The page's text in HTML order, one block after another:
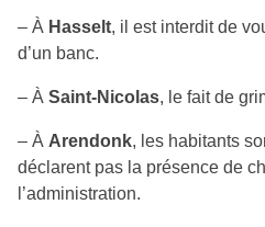
– À Hasselt, il est interdit de
d’un banc.
– À Saint-Nicolas, le fait de
– À Arendonk, les habitants
déclarent pas la présence de
l’administration.